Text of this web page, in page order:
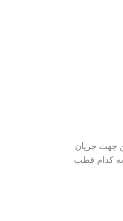
جهت جریان
کدام قطب